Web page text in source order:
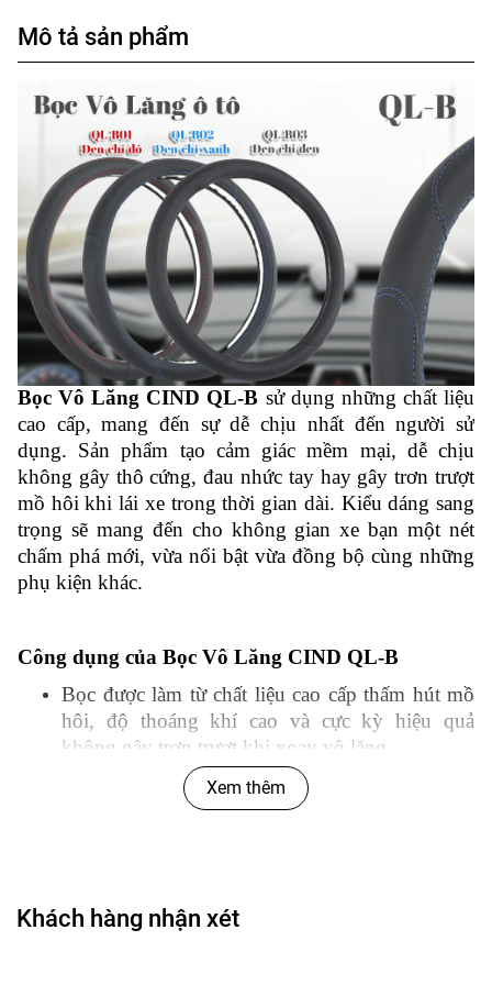
Mô tả sản phẩm
Bọc Vô Lăng CIND QL-B sử dụng những chất liệu
cao cấp, mang đến sự dễ chịu nhất đến người sử
dụng. Sản phẩm tạo cảm giác mềm mại, dễ chịu
không gây thô cứng, đau nhức tay hay gây trơn trượt
mồ hôi khi lái xe trong thời gian dài. Kiểu dáng sang
trọng sẽ mang đến cho không gian xe bạn một nét
chấm phá mới, vừa nổi bật vừa đồng bộ cùng những
phụ kiện khác.
Công dụng của Bọc Vô Lăng CIND QL-B
Bọc được làm từ chất liệu cao cấp thấm hút mồ
hôi, độ thoáng khí cao và cực kỳ hiệu quả
không gây trơn trượt khi xoay vô lăng.
Đường chỉ may tinh tế tạo nên nét sang trọng,
tinh tế cho chiếc bao vô lăng.
đường dài.
Xem thêm
Khách hàng nhận xét